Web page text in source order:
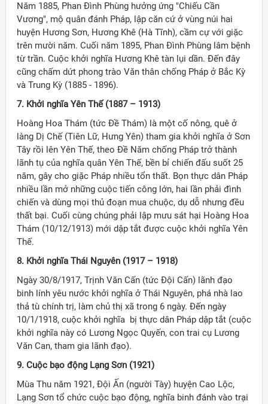
Năm 1885, Phan Đình Phùng hưởng ứng "Chiếu Cần
Vương", mộ quân đánh Pháp, lập căn cứ ở vùng núi hai
huyện Hương Sơn, Hương Khê (Hà Tĩnh), cầm cự với giặc
trên mười năm. Cuối năm 1895, Phan Đình Phùng lâm bệnh
từ trần. Cuộc khởi nghĩa Hương Khê tàn lụi dần. Đến đây
cũng chấm dứt phong trào Văn thân chống Pháp ở Bắc Kỳ
và Trung Kỳ (1885 - 1896).
7. Khởi nghĩa Yên Thế (1887 – 1913)
Hoàng Hoa Thám (tức Đề Thám) là một cố nông, quê ở
làng Dị Chế (Tiên Lữ, Hưng Yên) tham gia khởi nghĩa ở Sơn
Tây rồi lên Yên Thế, theo Đề Năm chống Pháp trở thành
lãnh tụ của nghĩa quân Yên Thế, bền bỉ chiến đấu suốt 25
năm, gây cho giặc Pháp nhiều tổn thất. Bọn thực dân Pháp
nhiều lần mở những cuộc tiến công lớn, hai lần phải đình
chiến và dùng mọi thủ đoạn mua chuộc, dụ dỗ nhưng đều
thất bại. Cuối cùng chúng phải lập mưu sát hại Hoàng Hoa
Thám (10/12/1913) mới dập tắt được cuộc khởi nghĩa Yên
Thế.
8. Khởi nghĩa Thái Nguyên (1917 – 1918)
Ngày 30/8/1917, Trịnh Văn Cấn (tức Đội Cấn) lãnh đạo
binh lính yêu nước khởi nghĩa ở Thái Nguyên, phá nhà lao
thả tù chính trị, làm chủ thị xã trong 6 ngày. Đến ngày
10/1/1918, cuộc khởi nghĩa bị thực dân Pháp dập tắt (cuộc
khởi nghĩa này có Lương Ngọc Quyến, con trai cụ Lương
Văn Can, tham gia lãnh đạo).
9. Cuộc bạo động Lạng Sơn (1921)
Mùa Thu năm 1921, Đội Ấn (người Tày) huyện Cao Lộc,
Lạng Sơn tổ chức cuộc bạo động, nghĩa binh đánh vào trại